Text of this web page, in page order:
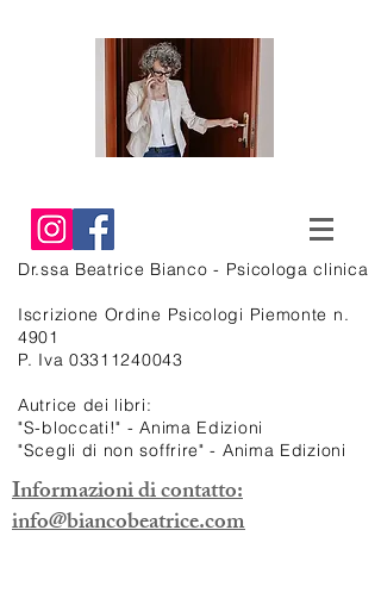
Dr.ssa Beatrice Bianco - Psicologa clinica
Iscrizione Ordine Psicologi Piemonte n.
4901
P. Iva 03311240043
Autrice dei libri:
"S-bloccati!" - Anima Edizioni
"Scegli di non soffrire" - Anima Edizioni
Informazioni di contatto:
info@biancobeatrice.com